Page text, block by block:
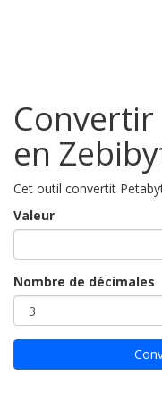
Convertir
en
Cet outil convertit
Valeur
Nombre de décimales